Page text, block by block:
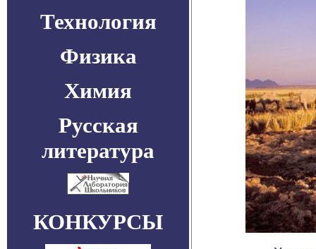
Технология
Физика
Химия
Русская
литература
КОНКУРСЫ